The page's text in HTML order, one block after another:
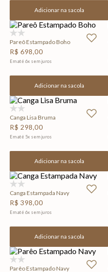
Adicionar na sacola
Pareô Estampado Boho
R$ 698,00
Em até6x sem juros
Adicionar na sacola
Canga Lisa Bruma
R$ 298,00
Em até 5x sem juros
Adicionar na sacola
Canga Estampada Navy
R$ 398,00
Em até6x sem juros
Adicionar na sacola
Parêo Estampado Navy